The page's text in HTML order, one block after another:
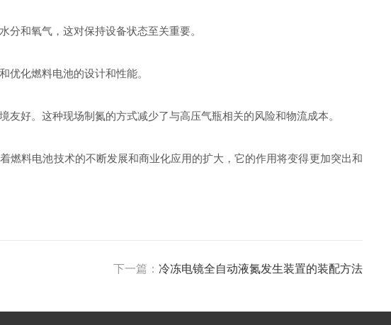
和氧气，这对保持设备状态至关重要。
化燃料电池的设计和性能。
好。这种现场制氮的方式减少了与高压气瓶相关的风险和物流成本。
料电池技术的不断发展和商业化应用的扩大，它的作用将变得更加突出和
下一篇： 冷冻电镜全自动液氮发生装置的装配方法